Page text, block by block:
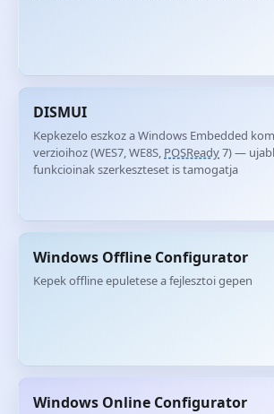
DISMUI
Kepkezelo eszkoz a Windows Embedded
verzioihoz (WES7, WE8S, POSReady7) —
funkcioinak szerkeszteset is tamogatja
Windows Offline Configurator
Kepek offline epuletese a fejlesztoi gepen
Windows Online Configurator